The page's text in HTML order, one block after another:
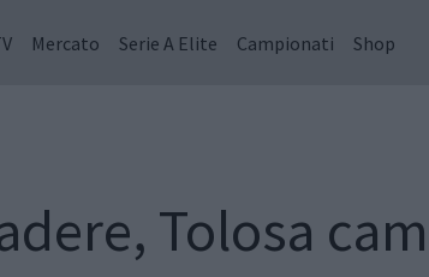
Mercato Serie A Elite Campionati Shop
Tolosa